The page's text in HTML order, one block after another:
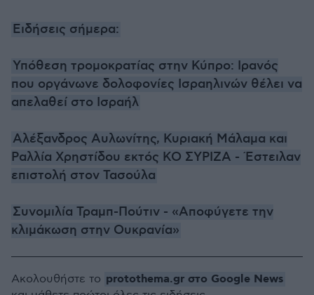
Ειδήσεις σήμερα:
Υπόθεση τρομοκρατίας στην Κύπρο: Ιρανός
που οργάνωνε δολοφονίες Ισραηλινών θέλει να
απελαθεί στο Ισραήλ
Αλέξανδρος Αυλωνίτης, Κυριακή Μάλαμα και
Ραλλία Χρηστίδου εκτός ΚΟ ΣΥΡΙΖΑ - Έστειλαν
επιστολή στον Τασούλα
Συνομιλία Τραμπ-Πούτιν - «Αποφύγετε την
κλιμάκωση στην Ουκρανία»
Ακολουθήστε το protothema.gr στο Google News